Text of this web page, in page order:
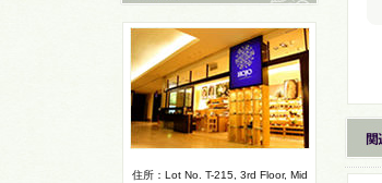
住所：Lot No. T-215, 3rd Floor, Mid